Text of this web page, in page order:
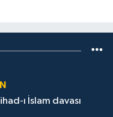
ı İslam davası